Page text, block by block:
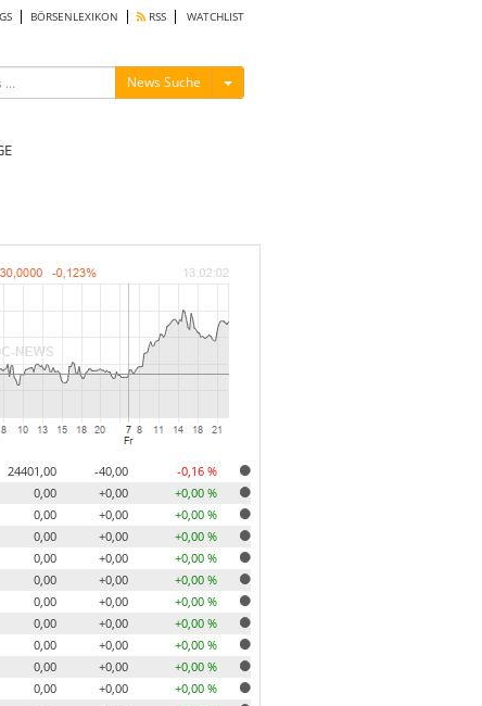
BÖRSENLEXIKON RSS WATCHLIST
News Suche Menü ein-/ausblenden
24401,00 -40,00 -0,16 %
0,00 +0,00 +0,00 %
0,00 +0,00 +0,00 %
0,00 +0,00 +0,00 %
0,00 +0,00 +0,00 %
0,00 +0,00 +0,00 %
0,00 +0,00 +0,00 %
0,00 +0,00 +0,00 %
0,00 +0,00 +0,00 %
0,00 +0,00 +0,00 %
0,00 +0,00 +0,00 %